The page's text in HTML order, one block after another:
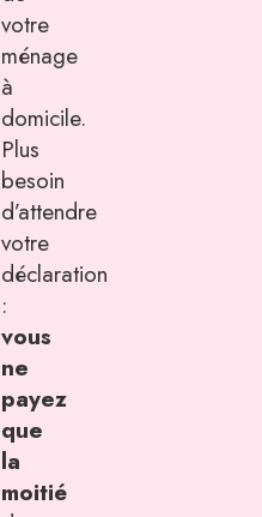
votre
ménage
à
domicile.
Plus
besoin
d’attendre
votre
déclaration
:
vous
ne
payez
que
la
moitié